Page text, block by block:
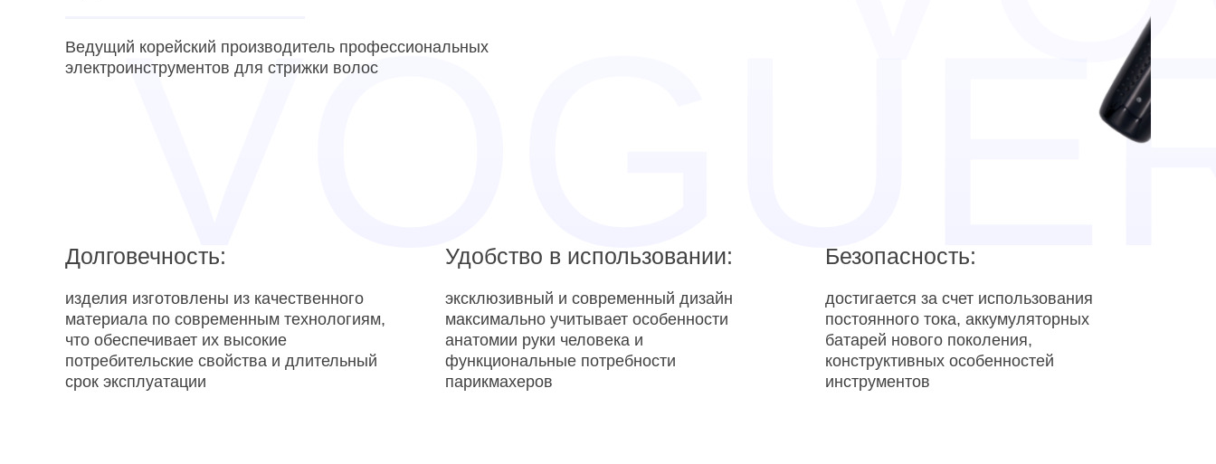
Ведущий корейский производитель профессиональных
электроинструментов для стрижки волос
Долговечность:
изделия изготовлены из качественного
материала по современным технологиям,
что обеспечивает их высокие
потребительские свойства и длительный
срок эксплуатации
Удобство в использовании:
эксклюзивный и современный дизайн
максимально учитывает особенности
анатомии руки человека и
функциональные потребности
парикмахеров
Безопасность:
достигается за счет использования
постоянного тока, аккумуляторных
батарей нового поколения,
конструктивных особенностей
инструментов